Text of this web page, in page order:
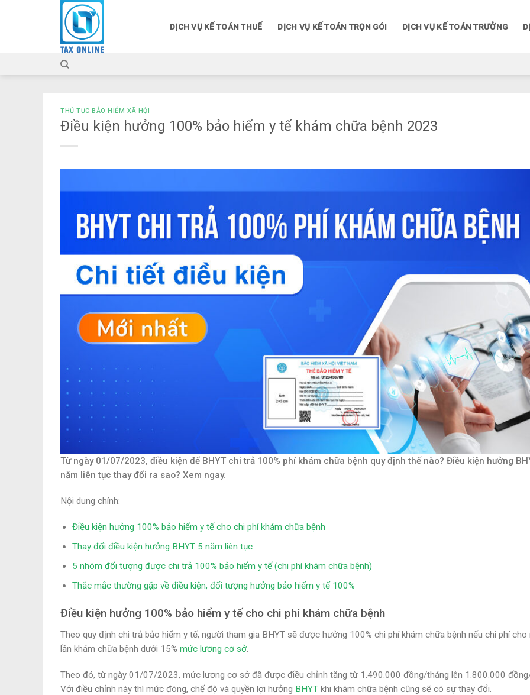
DỊCH VỤ KẾ TOÁN THUẾ DỊCH VỤ KẾ TOÁN TRỌN GÓI DỊCH VỤ KẾ TOÁN TRƯỞNG
THỦ TỤC BẢO HIỂM XÃ HỘI
Điều kiện hưởng 100% bảo hiểm y tế khám chữa bệnh 2023
Từ ngày 01/07/2023, điều kiện để BHYT chi trả 100% phí khám chữa bệnh quy định thế nào? Điều kiện hưởng
năm liên tục thay đổi ra sao? Xem ngay.
Nội dung chính:
Điều kiện hưởng 100% bảo hiểm y tế cho chi phí khám chữa bệnh
Thay đổi điều kiện hưởng BHYT 5 năm liên tục
5 nhóm đối tượng được chi trả 100% bảo hiểm y tế (chi phí khám chữa bệnh)
Thắc mắc thường gặp về điều kiện, đối tượng hưởng bảo hiểm y tế 100%
Điều kiện hưởng 100% bảo hiểm y tế cho chi phí khám chữa bệnh
Theo quy định chi trả bảo hiểm y tế, người tham gia BHYT sẽ được hưởng 100% chi phí khám chữa bệnh nếu chi phí
lần khám chữa bệnh dưới 15% mức lương cơ sở.
Theo đó, từ ngày 01/07/2023, mức lương cơ sở đã được điều chỉnh tăng từ 1.490.000 đồng/tháng lên 1.800.000
Với điều chỉnh này thì mức đóng, chế độ và quyền lợi hưởng BHYT khi khám chữa bệnh cũng sẽ có sự thay đổi.